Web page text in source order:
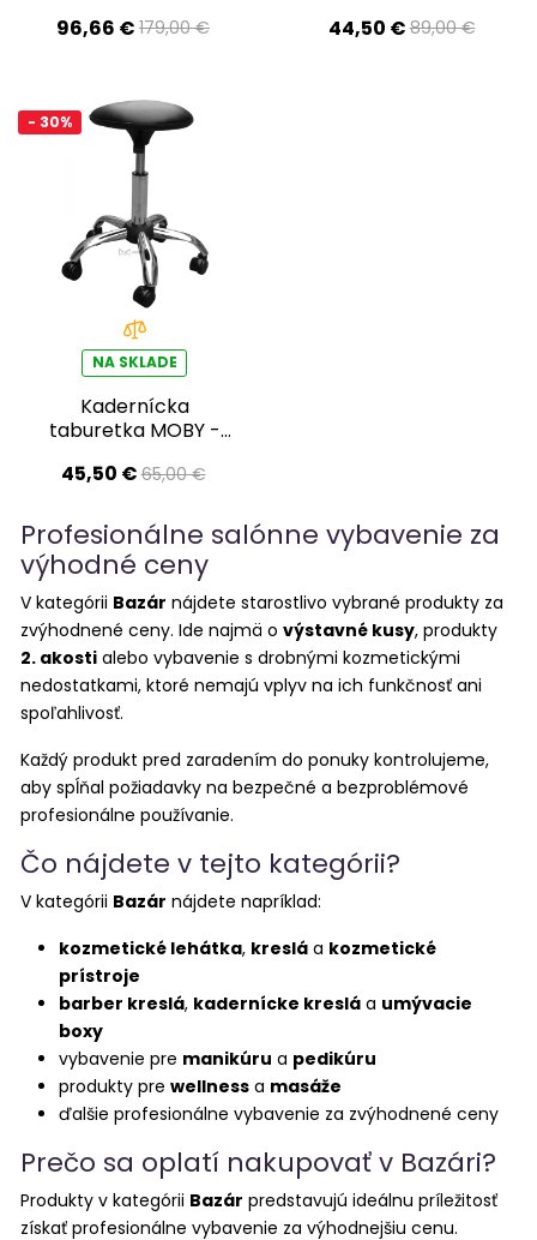
Druhá akosť!
96,66 € 179,00 €
Druhá akosť
44,50 €89,00 €
- 30%
NA SKLADE
Kadernícka
taburetka MOBY -
Druhá akosť
45,50 €65,00 €
Profesionálne salónne vybavenie za
výhodné ceny
V kategórii Bazár nájdete starostlivo vybrané produkty za
zvýhodnené ceny. Ide najmä ovýstavné kusy, produkty
2. akosti alebo vybavenie s drobnými kozmetickými
nedostatkami, ktoré nemajú vplyv na ich funkčnosť ani
spoľahlivosť.
Každý produkt pred zaradením do ponuky kontrolujeme,
aby spĺňal požiadavky na bezpečné a bezproblémové
profesionálne používanie.
Čo nájdete v tejto kategórii?
V kategórii Bazár nájdete napríklad:
kozmetické lehátka, kreslá a kozmetické
prístroje
barber kreslá, kadernícke kreslá a umývacie
boxy
vybavenie pre manikúru a pedikúru
produkty prewellness a masáže
ďalšie profesionálne vybavenie za zvýhodnené ceny
Prečo sa oplatí nakupovať v Bazári?
Produkty v kategórii Bazár predstavujú ideálnu príležitosť
získať profesionálne vybavenie za výhodnejšiu cenu.